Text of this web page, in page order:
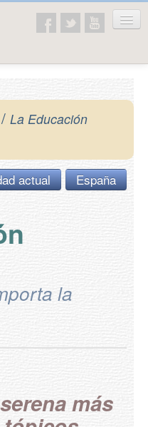
/ La Educación
actual España
la
más